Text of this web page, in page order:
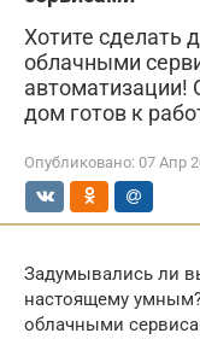
Хотите сделать
облачными
автоматизации!
дом готов к
Опубликовано: 07 Апр
Задумывались ли
настоящему
облачными